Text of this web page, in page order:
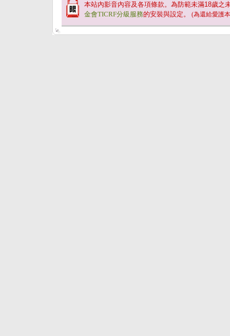
本站內影音內容及各項條款。為防範未滿18歲之
金會TICRF分級服務的安裝與設定。 (為還給愛護